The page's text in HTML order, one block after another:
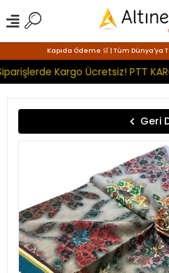
Kapıda Ödeme 🛒 | Tüm Dünya'ya
Kargo Ücretsiz! PTT
Geri